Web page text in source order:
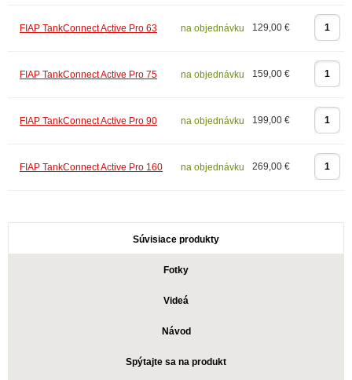
FIAP TankConnect Active Pro 63 na objednávku 129,00 €
FIAP TankConnect Active Pro 75 na objednávku 159,00 €
FIAP TankConnect Active Pro 90 na objednávku 199,00 €
FIAP TankConnect Active Pro 160 na objednávku 269,00 €
Súvisiace produkty
Fotky
Videá
Návod
Spýtajte sa na produkt